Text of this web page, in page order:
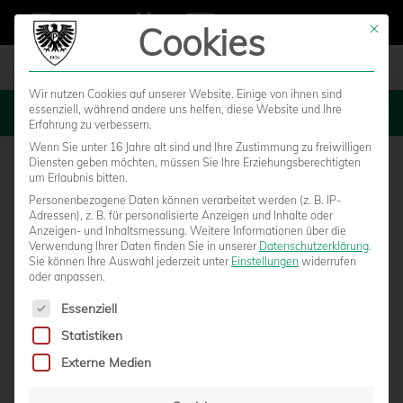
MENU
U23 IST IN HEIDEN BEIM
Mit
Cookies
Wir nutzen Cookies auf unserer Website. Einige von ihnen sind
essenziell, während andere uns helfen, diese Website und Ihre
Erfahrung zu verbessern.
Wenn Sie unter 16 Jahre alt sind und Ihre Zustimmung zu freiwilligen
Diensten geben möchten, müssen Sie Ihre Erziehungsberechtigten
um Erlaubnis bitten.
Personenbezogene Daten können verarbeitet werden (z. B. IP-
Adressen), z. B. für personalisierte Anzeigen und Inhalte oder
Anzeigen- und Inhaltsmessung. Weitere Informationen über die
Verwendung Ihrer Daten finden Sie in unserer Datenschutzerklärung.
Sie können Ihre Auswahl jederzeit unter Einstellungen widerrufen
oder anpassen.
Es folgt eine Liste der Service-Gruppen, für die eine
Essenziell
Statistiken
Externe Medien